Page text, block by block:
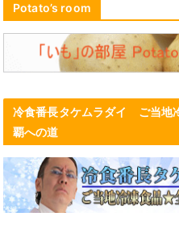
Potato’s room
冷食番長タケムラダイ ご当地
覇への道